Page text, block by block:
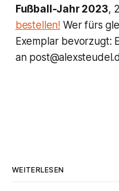
Fußball-Jahr 2023,
bestellen! Wer fürs
Exemplar bevorzugt:
an
WEITERLESEN